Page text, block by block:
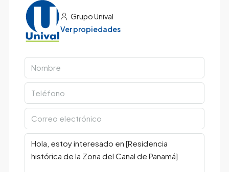
Grupo Unival
Ver propiedades